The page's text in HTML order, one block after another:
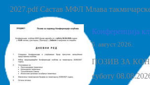
2027.pdf Састав МФЛ Млава
Конференција
5. август 2026.
ПОЗИВ ЗА
суботу